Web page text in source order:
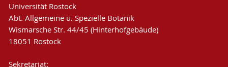
Universität Rostock
Abt. Allgemeine u. Spezielle Botanik
Wismarsche Str. 44/45 (Hinterhofgebäude)
18051 Rostock
Sekretariat: